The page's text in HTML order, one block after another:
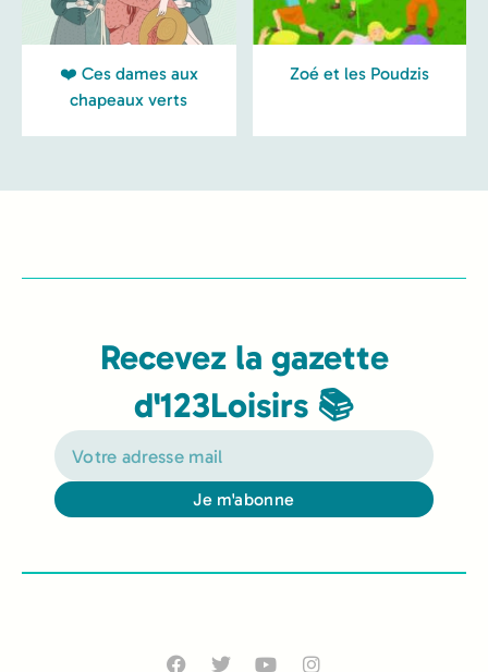
❤️ Ces dames aux
chapeaux verts
Zoé et les Poudzis
Recevez la gazette
d'123Loisirs 📚
Je m'abonne